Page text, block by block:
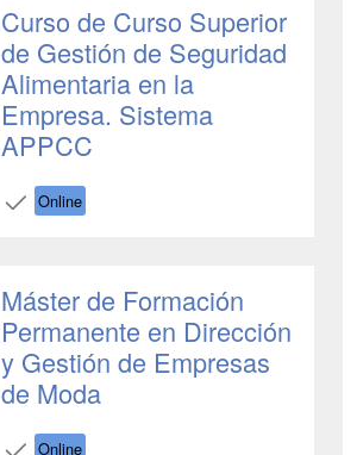
Curso de Curso Superior
de Gestión de Seguridad
Alimentaria en la
Empresa. Sistema
APPCC
Online
Máster de Formación
Permanente en Dirección
y Gestión de Empresas
de Moda
Online